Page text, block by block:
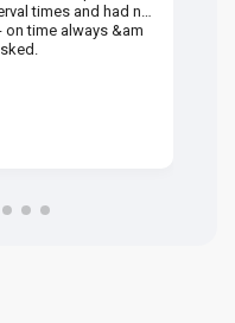
times and had no
on time always &am